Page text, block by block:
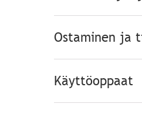
Ostaminen ja
Käyttöoppaat